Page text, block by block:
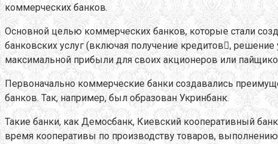
коммерческих банков.
Основной целью коммерческих банков, которые стали
банковских услуг (включая получение кредитов,
максимальной прибыли для своих акционеров или
Первоначально коммерческие банки создавались
банков. Так, например, был образован Укринбанк.
Такие банки, как Демосбанк, Киевский кооперативный
время кооперативы по производству товаров,